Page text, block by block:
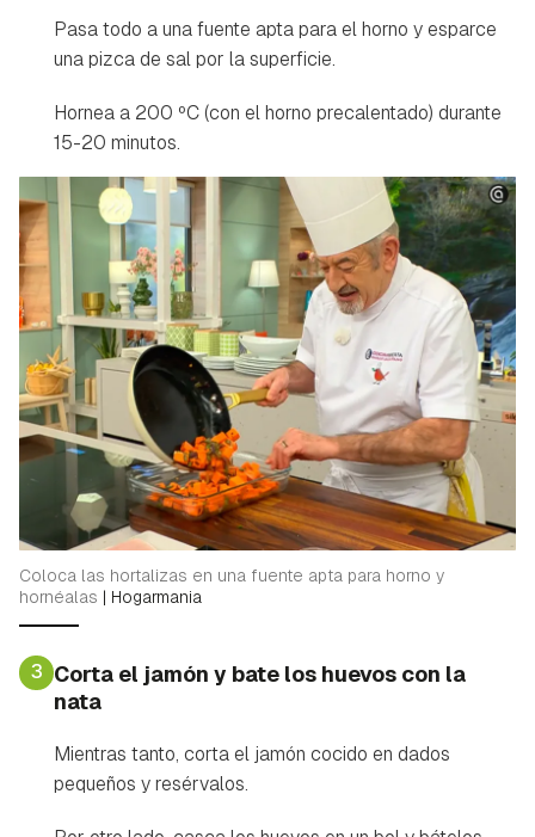
Pasa todo a una fuente apta para el horno y esparce
una pizca de sal por la superficie.
Hornea a 200 ºC (con el horno precalentado) durante
15-20 minutos.
Coloca las hortalizas en una fuente apta para horno y
hornéalas | Hogarmania
3 Corta el jamón y bate los huevos con la
nata
Mientras tanto, corta el jamón cocido en dados
pequeños y resérvalos.